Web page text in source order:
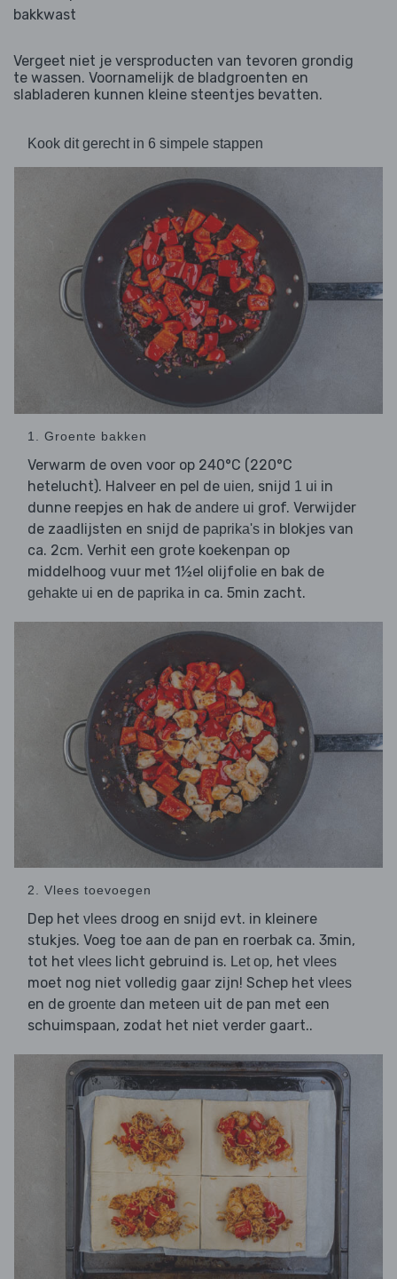
bakkwast
Vergeet niet je versproducten van tevoren grondig
te wassen. Voornamelijk de bladgroenten en
slabladeren kunnen kleine steentjes bevatten.
Kook dit gerecht in 6 simpele stappen
1. Groente bakken
Verwarm de oven voor op 240°C (220°C
hetelucht). Halveer en pel de uien, snijd 1 ui in
dunne reepjes en hak de andere ui grof. Verwijder
de zaadlijsten en snijd de paprika's in blokjes van
ca. 2cm. Verhit een grote koekenpan op
middelhoog vuur met 1½el olijfolie en bak de
gehakte ui en de paprika in ca. 5min zacht.
2. Vlees toevoegen
Dep het vlees droog en snijd evt. in kleinere
stukjes. Voeg toe aan de pan en roerbak ca. 3min,
tot het vlees licht gebruind is. Let op, het vlees
moet nog niet volledig gaar zijn! Schep het vlees
en de groente dan meteen uit de pan met een
schuimspaan, zodat het niet verder gaart..